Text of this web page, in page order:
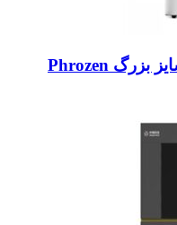
دستگاه شستشو رزین فروزن سایز بزرگ Phrozen